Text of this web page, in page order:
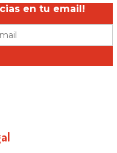
en tu email!